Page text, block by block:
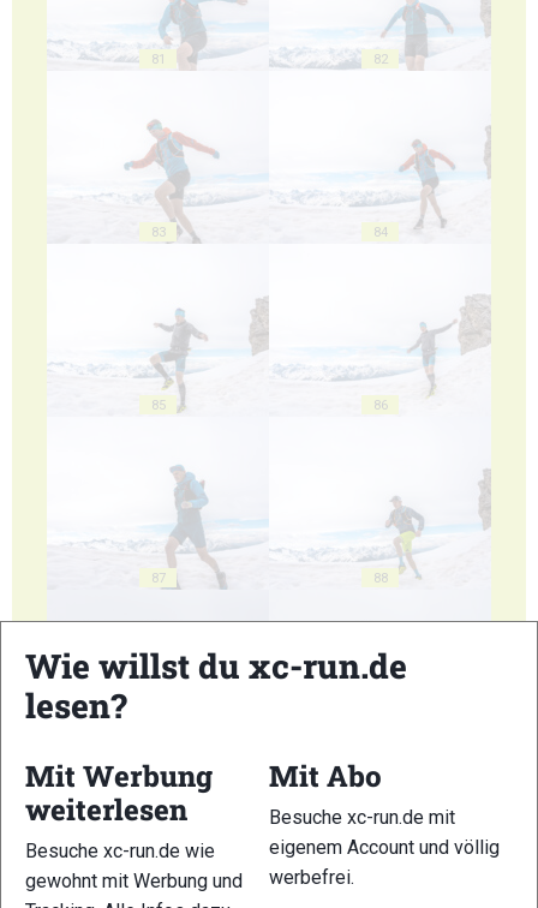
81 82
83 84
85 86
87 88
Wie willst du xc-run.de
lesen?
Mit Werbung
weiterlesen
Besuche xc-run.de wie
gewohnt mit Werbung und
Mit Abo
Besuche xc-run.de mit
eigenem Account und völlig
werbefrei.